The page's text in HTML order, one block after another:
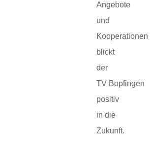
Angebote
und
Kooperationen
blickt
der
TV Bopfingen
positiv
in die
Zukunft.